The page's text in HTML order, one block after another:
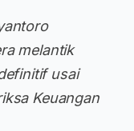
melantik
usai
Keuangan